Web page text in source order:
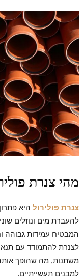
מהי צנרת
צנרת פולירול היא
להעברת מים ונוזלים
המבטיח עמידות גבוהה
לצנרת להתמודד עם
משתנות, מה שהופך אותה
למבנים תעשייתיים.